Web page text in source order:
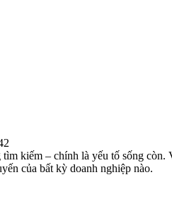
kiếm – chính là yếu tố sống
của bất kỳ doanh nghiệp nào.